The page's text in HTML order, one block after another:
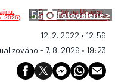
55 Fotogalerie >
12. 2. 2022 • 12:56
- 7. 8. 2026 • 19:23